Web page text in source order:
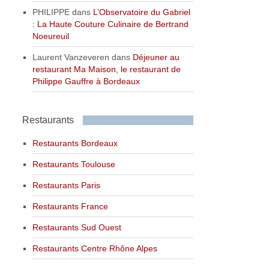
PHILIPPE dans L’Observatoire du Gabriel
: La Haute Couture Culinaire de Bertrand
Noeureuil
Laurent Vanzeveren dans Déjeuner au
restaurant Ma Maison, le restaurant de
Philippe Gauffre à Bordeaux
Restaurants
Restaurants Bordeaux
Restaurants Toulouse
Restaurants Paris
Restaurants France
Restaurants Sud Ouest
Restaurants Centre Rhône Alpes